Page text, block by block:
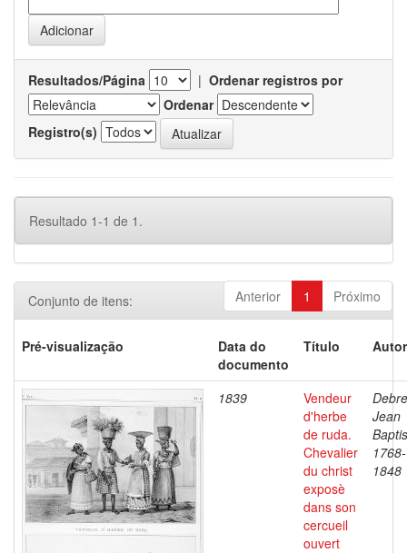
Resultados/Página | Ordenar registros por
Ordenar
Registro(s)
Resultado 1-1 de 1.
Anterior 1 Próximo
Conjunto de itens:
Pré-visualização
Data do
documento
Título
1839
Vendeur
d'herbe
de ruda.
Chevalier
du christ
exposè
dans son
cercueil
ouvert
Jean
1768-
1848